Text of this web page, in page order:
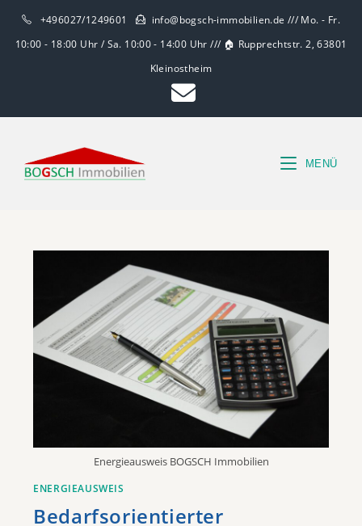
+496027/1249601
info@bogsch-immobilien.de /// Mo. - Fr.
10:00 - 18:00 Uhr / Sa. 10:00 - 14:00 Uhr /// 🏠 Rupprechtstr. 2, 63801
Kleinostheim
MENÜ
Energieausweis BOGSCH Immobilien
ENERGIEAUSWEIS
Bedarfsorientierter